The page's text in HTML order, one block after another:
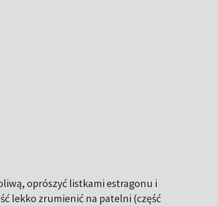
oprószyć listkami estragonu i
lekko zrumienić na patelni (część